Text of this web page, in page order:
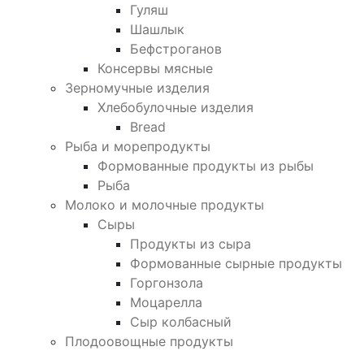
Гуляш
Шашлык
Бефстроганов
Консервы мясные
Зерномучные изделия
Хлебобулочные изделия
Bread
Рыба и морепродукты
Формованные продукты из рыбы
Рыба
Молоко и молочные продукты
Сыры
Продукты из сыра
Формованные сырные продукты
Горгонзола
Моцарелла
Сыр колбасный
Плодоовощные продукты